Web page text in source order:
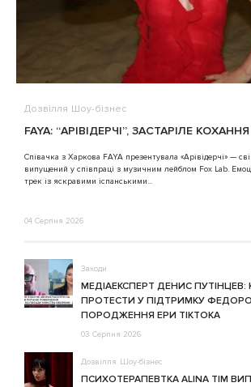
Дозвілля Шоу-бізнес
FAYA: “АРІВІДЕРЧІ”, ЗАСТАРІЛЕ КОХАННЯ
Співачка з Харкова FAYA презентувала «Арівідерчі» —
випущений у співпраці з музичним лейблом Fox Lab.
трек із яскравими іспанськими...
04 Серпня 2026
Заходи
МЕДІАЕКСПЕРТ ДЕНИС ПУТІНЦЕВ:
ПРОТЕСТИ У ПІДТРИМКУ
ПОРОДЖЕННЯ ЕРИ ТІКТОКА
03 Серпня 2026
Дозвілля Шоу-бізнес
ПСИХОТЕРАПЕВТКА ALINA TIM